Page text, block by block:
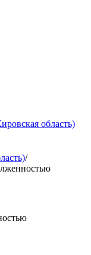
область)
/